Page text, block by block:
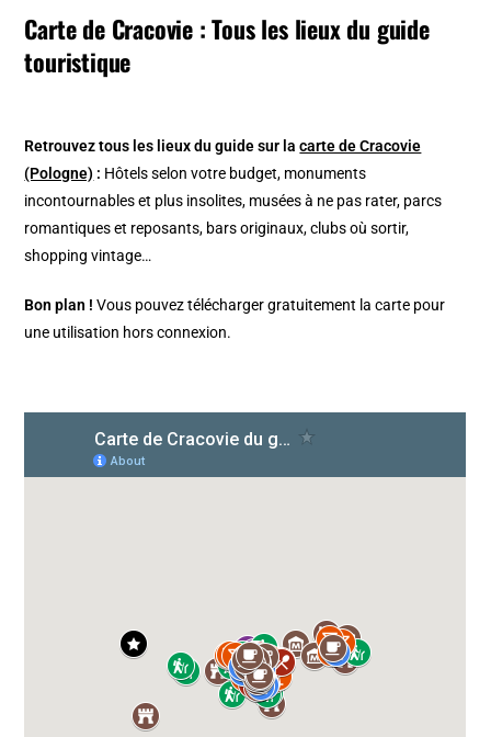
Carte de Cracovie : Tous les lieux du guide
touristique
Retrouvez tous les lieux du guide sur lacarte de Cracovie
(Pologne) : Hôtels selon votre budget, monuments
incontournables et plus insolites, musées à ne pas rater, parcs
romantiques et reposants, bars originaux, clubs où sortir,
shopping vintage…
Bon plan ! Vous pouvez télécharger gratuitement la carte pour
une utilisation hors connexion.